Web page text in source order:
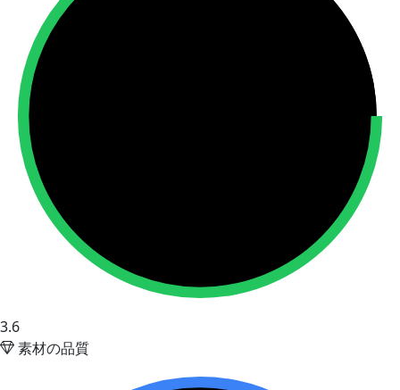
3.6
素材の品質